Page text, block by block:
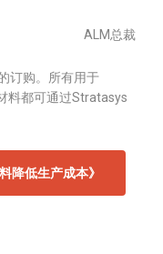
ALM总裁
订购。所有用于
料都可通过Stratasys
降低生产成本》